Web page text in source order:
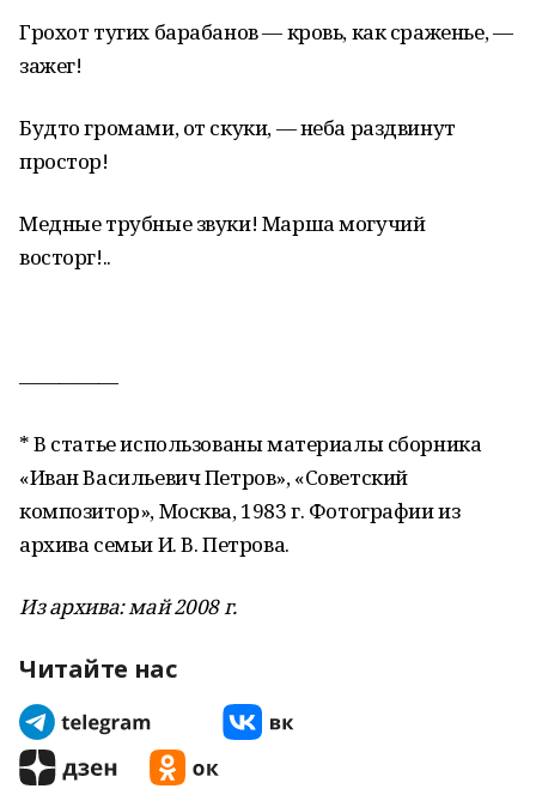
Грохот тугих барабанов — кровь, как сраженье, —
зажег!
Будто громами, от скуки, — неба раздвинут
простор!
Медные трубные звуки! Марша могучий
восторг!..
—————
* В статье использованы материалы сборника
«Иван Васильевич Петров», «Советский
композитор», Москва, 1983 г. Фотографии из
архива семьи И. В. Петрова.
Из архива: май 2008 г.
Читайте нас